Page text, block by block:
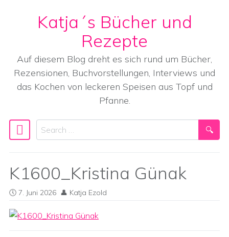
Skip to content
Katja´s Bücher und
Rezepte
Auf diesem Blog dreht es sich rund um Bücher,
Rezensionen, Buchvorstellungen, Interviews und
das Kochen von leckeren Speisen aus Topf und
Pfanne.
Main Navigation
Search
K1600_Kristina Günak
7. Juni 2026 Katja Ezold